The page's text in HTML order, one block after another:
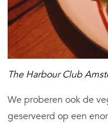
The Harbour Club
We proberen ook de
geserveerd op een